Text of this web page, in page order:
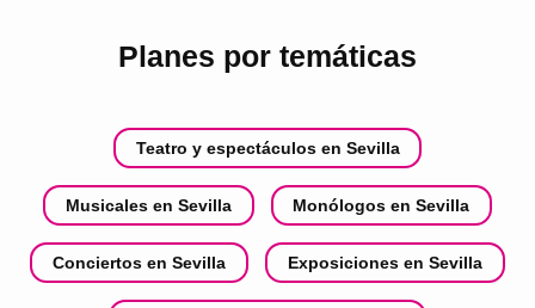
Planes por temáticas
Teatro y espectáculos en Sevilla
Musicales en Sevilla Monólogos en Sevilla
Conciertos en Sevilla Exposiciones en Sevilla